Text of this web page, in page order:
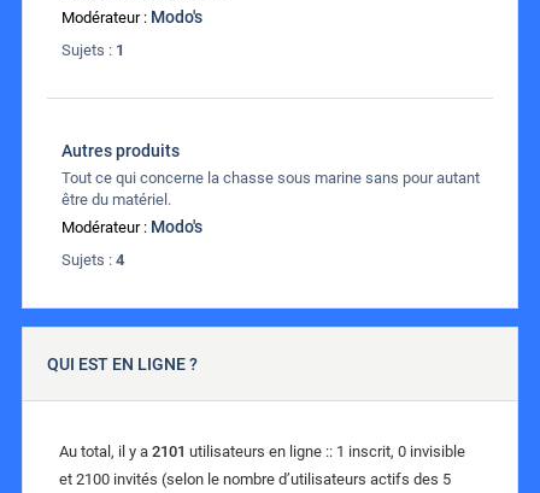
Modérateur : Modo's
Sujets : 1
Autres produits
Tout ce qui concerne la chasse sous marine sans pour autant
être du matériel.
Modérateur : Modo's
Sujets : 4
QUI EST EN LIGNE ?
Au total, il y a 2101 utilisateurs en ligne :: 1 inscrit, 0 invisible
et 2100 invités (selon le nombre d’utilisateurs actifs des 5